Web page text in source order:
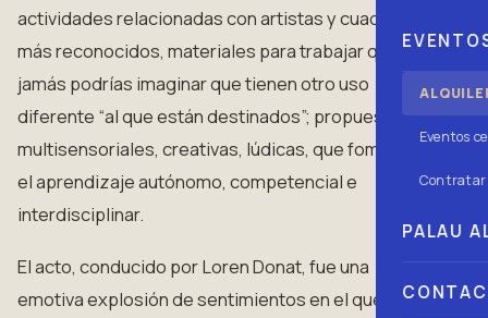
Eventos
Contratar
PALAU
actividades relacionadas con artistas y cuadros
más reconocidos, materiales para trabajar que
jamás podrías imaginar que tienen otro uso
diferente “al que están destinados”; propuestas
multisensoriales, creativas, lúdicas, que fomentan
el aprendizaje autónomo, competencial e
interdisciplinar.
El acto, conducido por Loren Donat, fue una
emotiva explosión de sentimientos en el que la